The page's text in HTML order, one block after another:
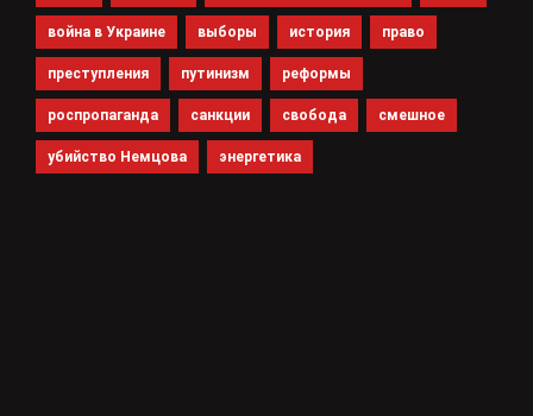
война в Украине выборы история право
преступления путинизм реформы
роспропаганда санкции свобода смешное
убийство Немцова энергетика